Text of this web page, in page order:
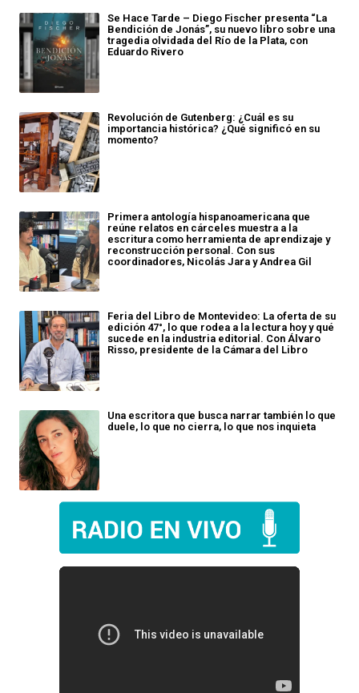
Se Hace Tarde – Diego Fischer presenta “La
Bendición de Jonás”, su nuevo libro sobre una
tragedia olvidada del Río de la Plata, con
Eduardo Rivero
Revolución de Gutenberg: ¿Cuál es su
importancia histórica? ¿Qué significó en su
momento?
Primera antología hispanoamericana que
reúne relatos en cárceles muestra a la
escritura como herramienta de aprendizaje y
reconstrucción personal. Con sus
coordinadores, Nicolás Jara y Andrea Gil
Feria del Libro de Montevideo: La oferta de su
edición 47°, lo que rodea a la lectura hoy y qué
sucede en la industria editorial. Con Álvaro
Risso, presidente de la Cámara del Libro
Una escritora que busca narrar también lo que
duele, lo que no cierra, lo que nos inquieta